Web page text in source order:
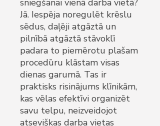
sniegšanai vienā darba vietā?
Jā. Iespēja noregulēt krēslu
sēdus, daļēji atgāztā un
pilnībā atgāztā stāvoklī
padara to piemērotu plašam
procedūru klāstam visas
dienas garumā. Tas ir
praktisks risinājums klīnikām,
kas vēlas efektīvi organizēt
savu telpu, neizveidojot
atsevišķas darba vietas